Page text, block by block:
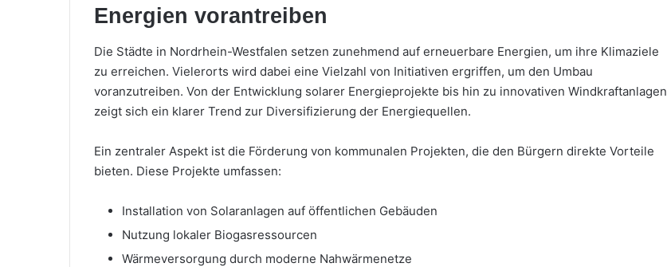
Energien vorantreiben
Die Städte in Nordrhein-Westfalen setzen zunehmend auf erneuerbare Energien, um ihre Klimaziele
zu erreichen. Vielerorts wird dabei eine Vielzahl von Initiativen ergriffen, um den Umbau
voranzutreiben. Von der Entwicklung solarer Energieprojekte bis hin zu innovativen Windkraftanlagen
zeigt sich ein klarer Trend zur Diversifizierung der Energiequellen.
Ein zentraler Aspekt ist die Förderung von kommunalen Projekten, die den Bürgern direkte Vorteile
bieten. Diese Projekte umfassen:
Installation von Solaranlagen auf öffentlichen Gebäuden
Nutzung lokaler Biogasressourcen
Wärmeversorgung durch moderne Nahwärmenetze